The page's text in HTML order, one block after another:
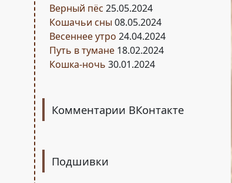
Верный пёс 25.05.2024
Кошачьи сны 08.05.2024
Весеннее утро 24.04.2024
Путь в тумане 18.02.2024
Кошка-ночь 30.01.2024
Комментарии ВКонтакте
Подшивки